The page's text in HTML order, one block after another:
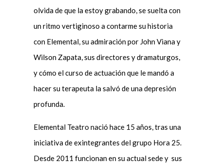
olvida de que la estoy grabando, se suelta con
un ritmo vertiginoso a contarme su historia
con Elemental, su admiración por John Viana y
Wilson Zapata, sus directores y dramaturgos,
y cómo el curso de actuación que le mandó a
hacer su terapeuta la salvó de una depresión
profunda.
Elemental Teatro nació hace 15 años, tras una
iniciativa de exintegrantes del grupo Hora 25.
Desde 2011 funcionan en su actual sede y sus